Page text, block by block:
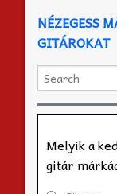
NÉZEGESS
GITÁROKAT
Melyik a
gitár